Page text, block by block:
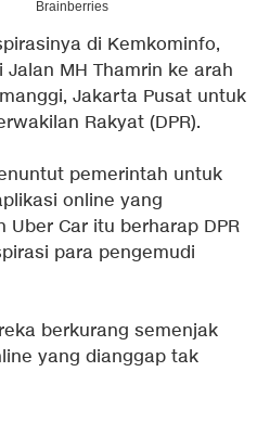
di Kemkominfo,
MH Thamrin ke arah
Jakarta Pusat untuk
Rakyat (DPR).
pemerintah untuk
online yang
Uber Car itu berharap DPR
para pengemudi
berkurang semenjak
yang dianggap tak